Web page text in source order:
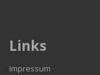
Links
Impressum